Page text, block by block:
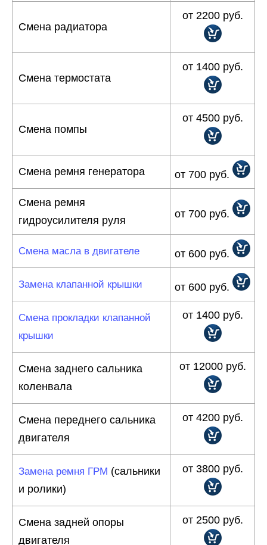
Смена радиатора
от 2200 руб.
Смена термостата
от 1400 руб.
Смена помпы
от 4500 руб.
Смена ремня генератора от 700 руб.
Смена ремня
гидроусилителя руля
от 700 руб.
Смена масла в двигателе от 600 руб.
Замена клапанной крышки от 600 руб.
Смена прокладки клапанной
крышки
от 1400 руб.
Смена заднего сальника
коленвала
от 12000 руб.
Смена переднего сальника
двигателя
от 4200 руб.
Замена ремня ГРМ (сальники
и ролики)
от 3800 руб.
Смена задней опоры
двигателя
от 2500 руб.